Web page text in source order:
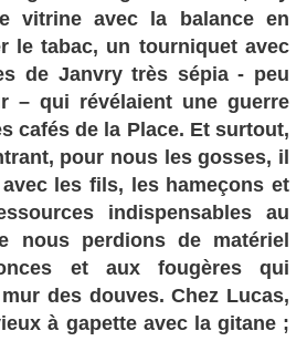
vitrine avec la balance en
le tabac, un tourniquet avec
de Janvry très sépia - peu
– qui révélaient une guerre
cafés de la Place. Et surtout,
pour nous les gosses, il
les fils, les hameçons et
indispensables au
nous perdions de matériel
et aux fougères qui
des douves. Chez Lucas,
à gapette avec la gitane ;